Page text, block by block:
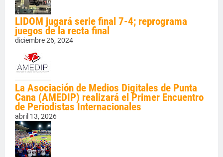
LIDOM jugará serie final 7-4; reprograma
juegos de la recta final
diciembre 26, 2024
La Asociación de Medios Digitales de Punta
Cana (AMEDIP) realizará el Primer Encuentro
de Periodistas Internacionales
abril 13, 2026